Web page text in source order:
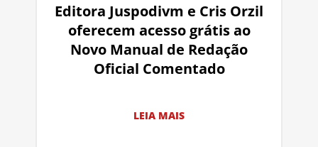
Editora Juspodivm e Cris Orzil
oferecem acesso grátis ao
Novo Manual de Redação
Oficial Comentado
LEIA MAIS